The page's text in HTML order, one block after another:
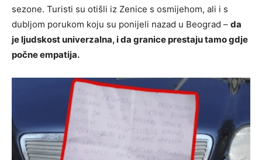
sezone. Turisti su otišli iz Zenice s osmijehom, ali i s
dubljom porukom koju su ponijeli nazad u Beograd – da
je ljudskost univerzalna, i da granice prestaju tamo gdje
počne empatija.